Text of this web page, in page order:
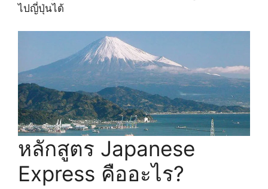
ไปญี่ปุ่นได้
หลักสูตร Japanese
Express คืออะไร?